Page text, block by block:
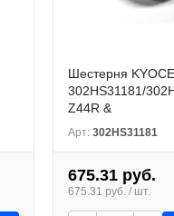
Шестерня
302HS31181/
Z44R &
Арт: 302HS31181
675.31 руб.
675.31 руб. / шт.